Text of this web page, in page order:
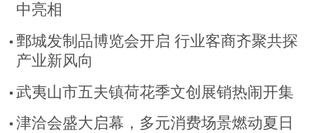
中亮相
鄄城发制品博览会开启 行业客商齐聚共探
产业新风向
武夷山市五夫镇荷花季文创展销热闹开集
津洽会盛大启幕，多元消费场景燃动夏日